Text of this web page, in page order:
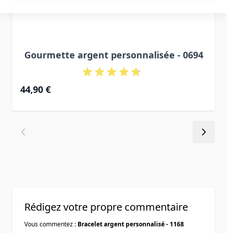
Gourmette argent personnalisée - 0694
À partir de
44,90 €
Rédigez votre propre commentaire
Vous commentez : Bracelet argent personnalisé - 1168